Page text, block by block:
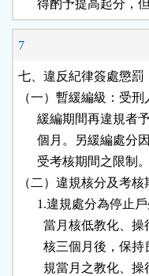
得酌予提高起分
7
七、違反紀律簽處懲罰
（一）暫緩編級：受
緩編期間再違規
個月。另緩編處
      受考核期間之限制。
（二）違規核分及考核
1.違規處分為停
當月核低教化
核三個月後，
規當月之教化、操